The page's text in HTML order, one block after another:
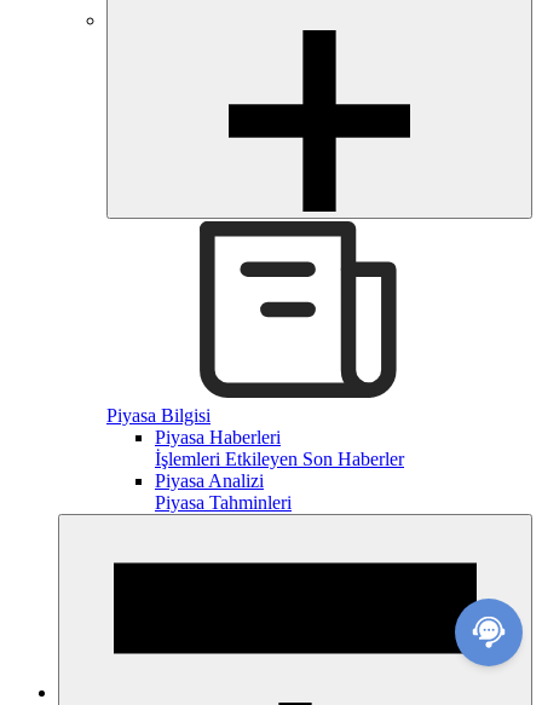
Piyasa Bilgisi
Piyasa Haberleri
İşlemleri Etkileyen Son Haberler
Piyasa Analizi
Piyasa Tahminleri